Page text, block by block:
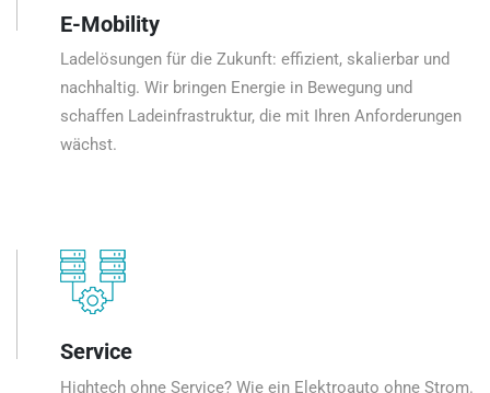
E-Mobility
Ladelösungen für die Zukunft: effizient, skalierbar und
nachhaltig. Wir bringen Energie in Bewegung und
schaffen Ladeinfrastruktur, die mit Ihren Anforderungen
wächst.
Service
Hightech ohne Service? Wie ein Elektroauto ohne Strom.